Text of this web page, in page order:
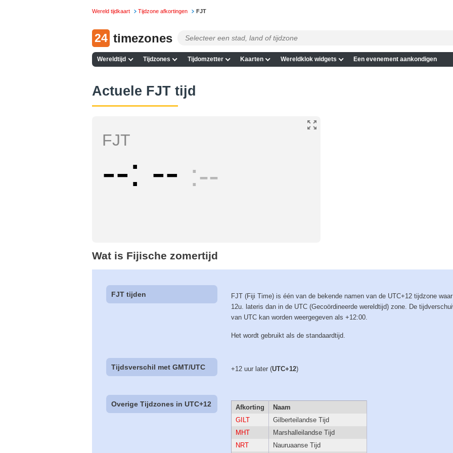
Wereld tijdkaart Tijdzone afkortingen FJT
24 timezones
Wereldtijd Tijdzones Tijdomzetter Kaarten Wereldklok widgets Een evenement aankondigen
Actuele FJT tijd
FJT
-- -- --
Wat is Fijische zomertijd
FJT tijden
FJT (Fiji Time) is één van de bekende namen van de UTC+12 tijdzone
12u. lateris dan in de UTC (Gecoördineerde wereldtijd) zone. De
van UTC kan worden weergegeven als +12:00.
Het wordt gebruikt als de standaardtijd.
Tijdsverschil met GMT/UTC +12 uur later (UTC+12)
Overige Tijdzones in UTC+12 Afkorting
Naam
GILT
Gilberteilandse Tijd
MHT
Marshalleilandse Tijd
NRT
Nauruaanse Tijd